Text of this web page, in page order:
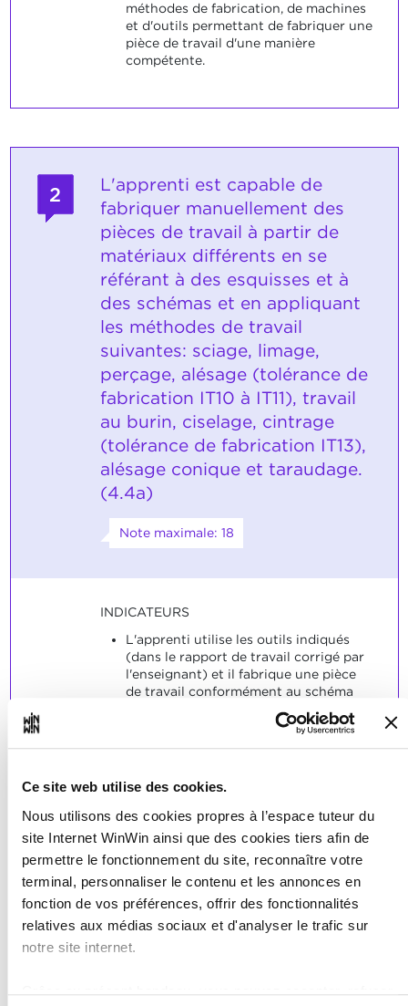
Ce site web utilise des cookies.
Nous utilisons des cookies propres à l’espace tuteur du
site Internet WinWin ainsi que des cookies tiers afin de
permettre le fonctionnement du site, reconnaître votre
terminal, personnaliser le contenu et les annonces en
fonction de vos préférences, offrir des fonctionnalités
relatives aux médias sociaux et d'analyser le trafic sur
notre site internet.
méthodes de fabrication, de machines
et d'outils permettant de fabriquer une
pièce de travail d'une manière
compétente.
2
L'apprenti est capable de
fabriquer manuellement des
pièces de travail à partir de
matériaux différents en se
référant à des esquisses et à
des schémas et en appliquant
les méthodes de travail
suivantes: sciage, limage,
perçage, alésage (tolérance de
fabrication IT10 à IT11), travail
au burin, ciselage, cintrage
(tolérance de fabrication IT13),
alésage conique et taraudage.
(4.4a)
Note maximale: 18
INDICATEURS
L'apprenti utilise les outils indiqués
(dans le rapport de travail corrigé par
l'enseignant) et il fabrique une pièce
de travail conformément au schéma
SOCLES
travail conforme au schéma et aux
3
L'apprenti est capable de
sélectionner et de manipuler